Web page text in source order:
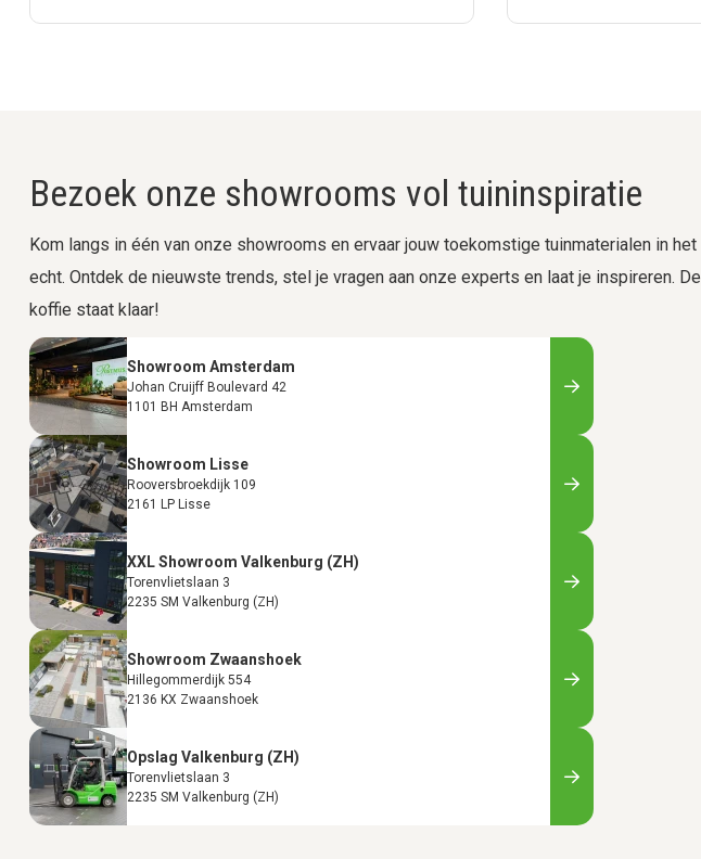
Bezoek onze showrooms vol tuininspiratie
Kom langs in één van onze showrooms en ervaar jouw toekomstige tuinmaterialen in het
echt. Ontdek de nieuwste trends, stel je vragen aan onze experts en laat je inspireren. De
koffie staat klaar!
Showroom Amsterdam
Johan Cruijff Boulevard 42
1101 BH Amsterdam
Showroom Lisse
Rooversbroekdijk 109
2161 LP Lisse
XXL Showroom Valkenburg (ZH)
Torenvlietslaan 3
2235 SM Valkenburg (ZH)
Showroom Zwaanshoek
Hillegommerdijk 554
2136 KX Zwaanshoek
Opslag Valkenburg (ZH)
Torenvlietslaan 3
2235 SM Valkenburg (ZH)